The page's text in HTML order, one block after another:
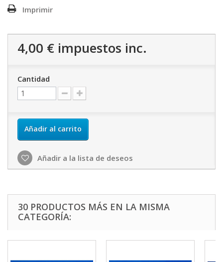
Imprimir
4,00 € impuestos inc.
Cantidad
Añadir al carrito
Añadir a la lista de deseos
30 PRODUCTOS MÁS EN LA MISMA
CATEGORÍA: